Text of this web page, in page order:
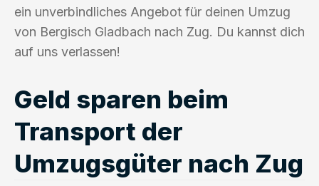
ein unverbindliches Angebot für deinen Umzug
von Bergisch Gladbach nach Zug. Du kannst dich
auf uns verlassen!
Geld sparen beim
Transport der
Umzugsgüter nach Zug